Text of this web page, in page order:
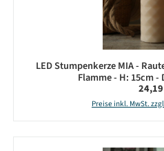
LED Stumpenkerze MIA -
Flamme - H: 15cm -
Preise inkl. MwSt.